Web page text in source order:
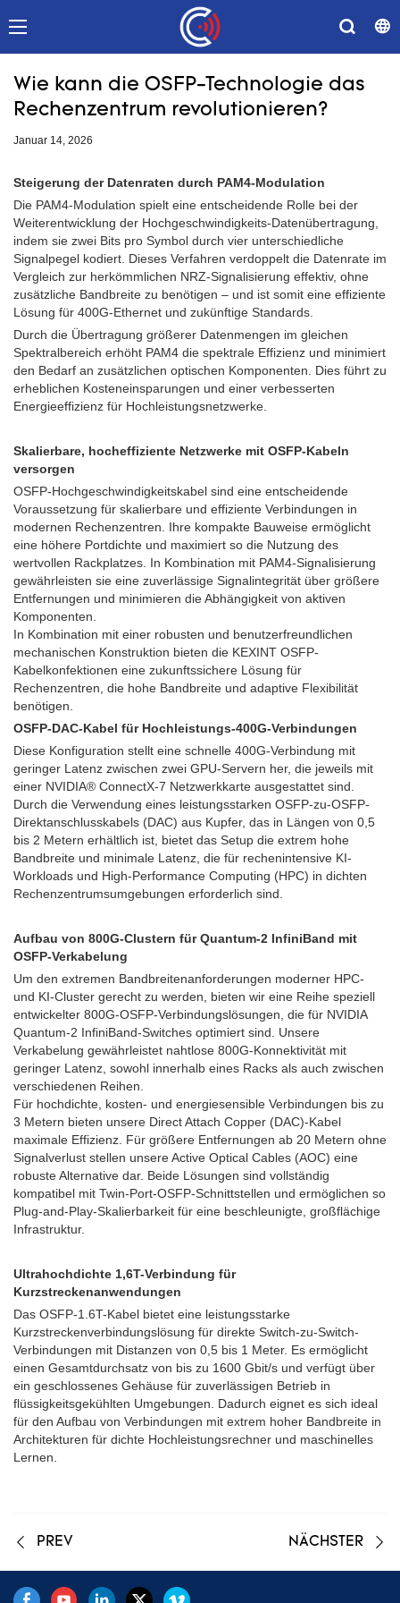
Wie kann die OSFP-Technologie das
Rechenzentrum revolutionieren?
Januar 14, 2026
Steigerung der Datenraten durch PAM4-Modulation
Die PAM4-Modulation spielt eine entscheidende Rolle bei der
Weiterentwicklung der Hochgeschwindigkeits-Datenübertragung,
indem sie zwei Bits pro Symbol durch vier unterschiedliche
Signalpegel kodiert. Dieses Verfahren verdoppelt die Datenrate im
Vergleich zur herkömmlichen NRZ-Signalisierung effektiv, ohne
zusätzliche Bandbreite zu benötigen – und ist somit eine effiziente
Lösung für 400G-Ethernet und zukünftige Standards.
Durch die Übertragung größerer Datenmengen im gleichen
Spektralbereich erhöht PAM4 die spektrale Effizienz und minimiert
den Bedarf an zusätzlichen optischen Komponenten. Dies führt zu
erheblichen Kosteneinsparungen und einer verbesserten
Energieeffizienz für Hochleistungsnetzwerke.
Skalierbare, hocheffiziente Netzwerke mit OSFP-Kabeln
versorgen
OSFP-Hochgeschwindigkeitskabel sind eine entscheidende
Voraussetzung für skalierbare und effiziente Verbindungen in
modernen Rechenzentren. Ihre kompakte Bauweise ermöglicht
eine höhere Portdichte und maximiert so die Nutzung des
wertvollen Rackplatzes. In Kombination mit PAM4-Signalisierung
gewährleisten sie eine zuverlässige Signalintegrität über größere
Entfernungen und minimieren die Abhängigkeit von aktiven
Komponenten.
In Kombination mit einer robusten und benutzerfreundlichen
mechanischen Konstruktion bieten die KEXINT OSFP-
Kabelkonfektionen eine zukunftssichere Lösung für
Rechenzentren, die hohe Bandbreite und adaptive Flexibilität
benötigen.
OSFP-DAC-Kabel für Hochleistungs-400G-Verbindungen
Diese Konfiguration stellt eine schnelle 400G-Verbindung mit
geringer Latenz zwischen zwei GPU-Servern her, die jeweils mit
einer NVIDIA® ConnectX-7 Netzwerkkarte ausgestattet sind.
Durch die Verwendung eines leistungsstarken OSFP-zu-OSFP-
Direktanschlusskabels (DAC) aus Kupfer, das in Längen von 0,5
bis 2 Metern erhältlich ist, bietet das Setup die extrem hohe
Bandbreite und minimale Latenz, die für rechenintensive KI-
Workloads und High-Performance Computing (HPC) in dichten
Rechenzentrumsumgebungen erforderlich sind.
Aufbau von 800G-Clustern für Quantum-2 InfiniBand mit
OSFP-Verkabelung
Um den extremen Bandbreitenanforderungen moderner HPC-
und KI-Cluster gerecht zu werden, bieten wir eine Reihe speziell
entwickelter 800G-OSFP-Verbindungslösungen, die für NVIDIA
Quantum-2 InfiniBand-Switches optimiert sind. Unsere
Verkabelung gewährleistet nahtlose 800G-Konnektivität mit
geringer Latenz, sowohl innerhalb eines Racks als auch zwischen
verschiedenen Reihen.
Für hochdichte, kosten- und energiesensible Verbindungen bis zu
3 Metern bieten unsere Direct Attach Copper (DAC)-Kabel
maximale Effizienz. Für größere Entfernungen ab 20 Metern ohne
Signalverlust stellen unsere Active Optical Cables (AOC) eine
robuste Alternative dar. Beide Lösungen sind vollständig
kompatibel mit Twin-Port-OSFP-Schnittstellen und ermöglichen so
Plug-and-Play-Skalierbarkeit für eine beschleunigte, großflächige
Infrastruktur.
Ultrahochdichte 1,6T-Verbindung für
Kurzstreckenanwendungen
Das OSFP-1.6T-Kabel bietet eine leistungsstarke
Kurzstreckenverbindungslösung für direkte Switch-zu-Switch-
Verbindungen mit Distanzen von 0,5 bis 1 Meter. Es ermöglicht
einen Gesamtdurchsatz von bis zu 1600 Gbit/s und verfügt über
ein geschlossenes Gehäuse für zuverlässigen Betrieb in
flüssigkeitsgekühlten Umgebungen. Dadurch eignet es sich ideal
für den Aufbau von Verbindungen mit extrem hoher Bandbreite in
Architekturen für dichte Hochleistungsrechner und maschinelles
Lernen.
PREV NÄCHSTER